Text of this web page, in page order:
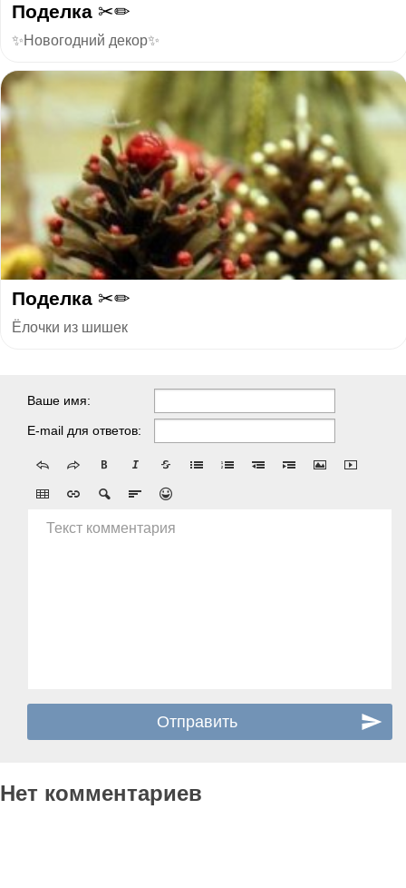
Поделка ✂✏
✨Новогодний декор✨
Поделка ✂✏
Ёлочки из шишек
Ваше имя:
E-mail для ответов:
Текст комментария
Нет комментариев